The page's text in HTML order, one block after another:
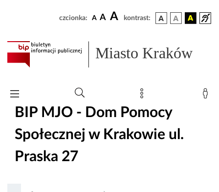
czcionka: A A A kontrast:
Miasto Kraków
BIP MJO - Dom Pomocy
Społecznej w Krakowie ul.
Praska 27